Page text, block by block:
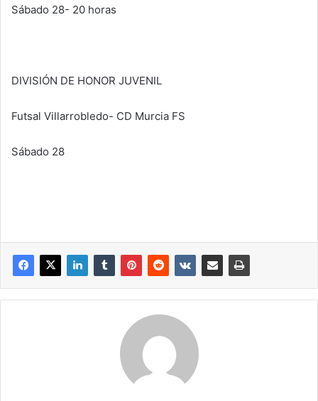
Sábado 28- 20 horas
DIVISIÓN DE HONOR JUVENIL
Futsal Villarrobledo- CD Murcia FS
Sábado 28